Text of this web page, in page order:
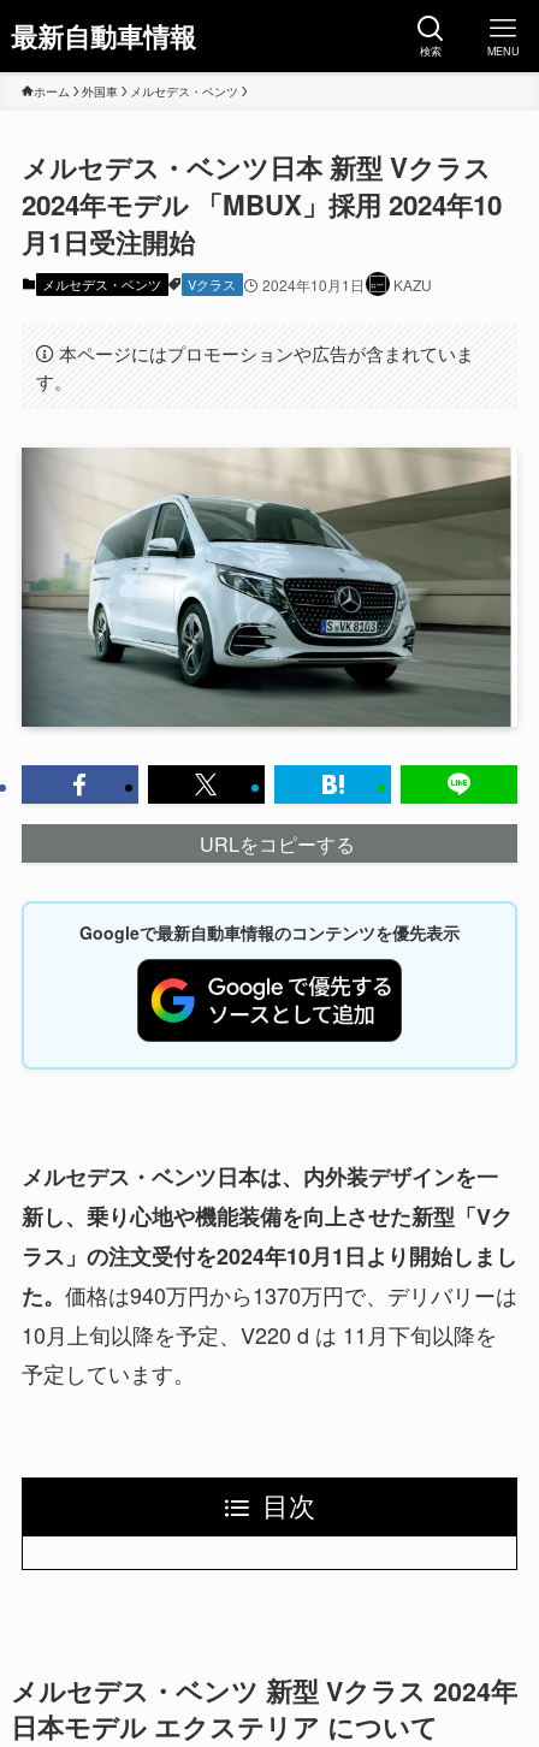
最新自動車情報 検索 MENU
ホーム 外国車 メルセデス・ベンツ
メルセデス・ベンツ日本 新型 Vクラス
2024年モデル 「MBUX」採用 2024年10
月1日受注開始
メルセデス・ベンツ Vクラス 2024年10月1日 KAZU
本ページにはプロモーションや広告が含まれていま
す。
URLをコピーする
Googleで最新自動車情報のコンテンツを優先表示
メルセデス・ベンツ日本は、内外装デザインを一
新し、乗り心地や機能装備を向上させた新型「Vク
ラス」の注文受付を2024年10月1日より開始しまし
た。 価格は940万円から1370万円で、デリバリーは
10月上旬以降を予定、V220 d は 11月下旬以降を
予定しています。
目次
メルセデス・ベンツ 新型 Vクラス 2024年
日本モデル エクステリア について